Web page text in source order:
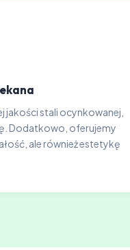
jakości stali ocynkowanej,
Dodatkowo, oferujemy
ale również estetykę